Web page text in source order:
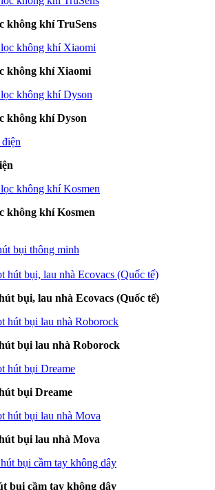
không khí TruSens
không khí Xiaomi
không khí Dyson
không khí Kosmen
bụi thông minh
bụi, lau nhà Ecovacs (Quốc tế)
bụi lau nhà Roborock
bụi Dreame
bụi lau nhà Mova
bụi cầm tay không dây